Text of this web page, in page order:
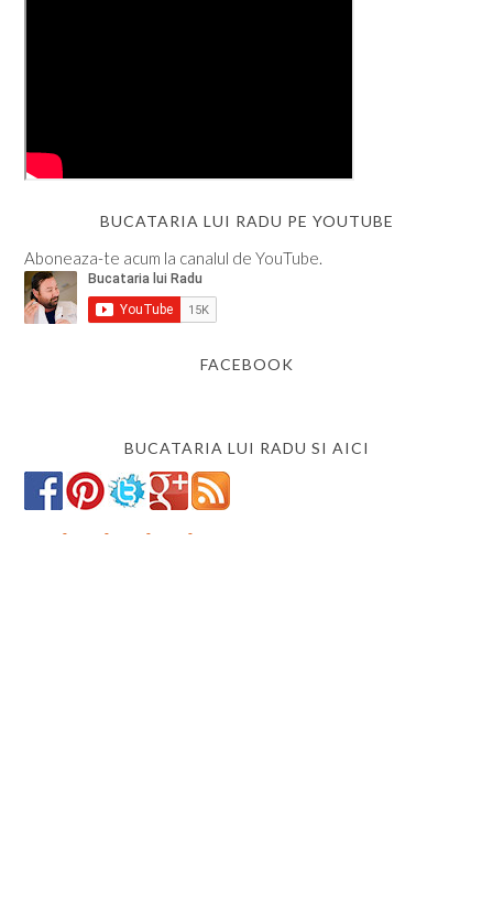
BUCATARIA LUI RADU PE YOUTUBE
Aboneaza-te acum la canalul de YouTube.
FACEBOOK
BUCATARIA LUI RADU SI AICI